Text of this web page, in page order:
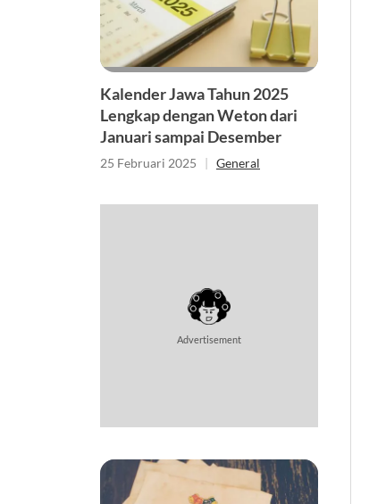
Kalender Jawa Tahun 2025
Lengkap dengan Weton dari
Januari sampai Desember
25 Februari 2025 | General
Advertisement